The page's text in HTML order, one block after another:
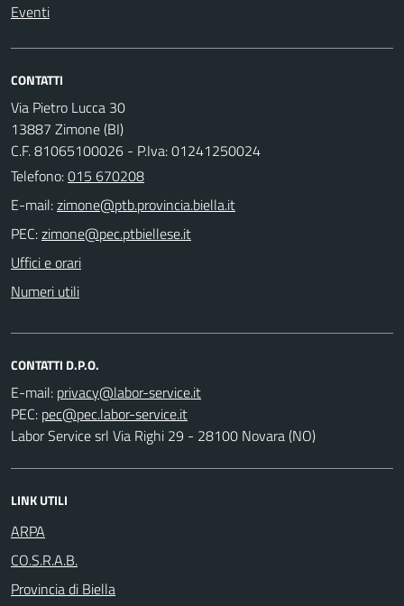
Eventi
CONTATTI
Via Pietro Lucca 30
13887 Zimone (BI)
C.F. 81065100026 - P.Iva: 01241250024
Telefono:015 670208
E-mail:
PEC:
Uffici e orari
Numeri utili
CONTATTI D.P.O.
E-mail:
PEC:
Labor Service srl Via Righi 29 - 28100 Novara (NO)
LINK UTILI
ARPA
CO.S.R.A.B.
Provincia di Biella